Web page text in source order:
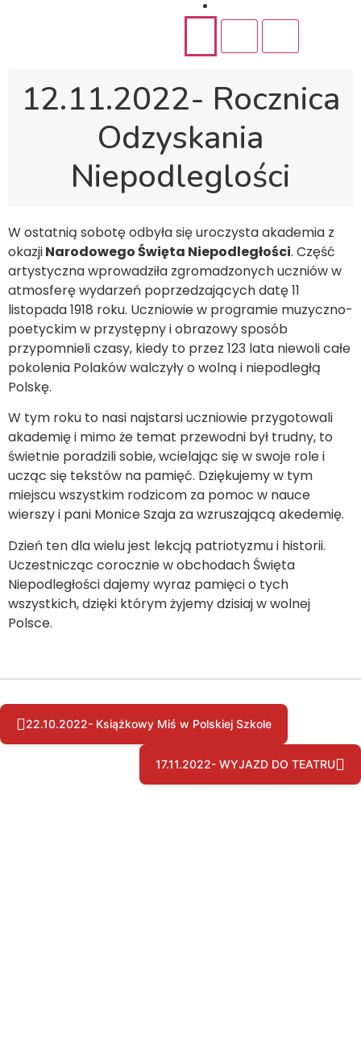
12.11.2022- Rocznica
Odzyskania
Niepodleglości
W ostatnią sobotę odbyła się uroczysta akademia z
okazjiNarodowego Święta Niepodległości. Część
artystyczna wprowadziła zgromadzonych uczniów w
atmosferę wydarzeń poprzedzających datę 11
listopada 1918 roku. Uczniowie w programie muzyczno-
poetyckim w przystępny i obrazowy sposób
przypomnieli czasy, kiedy to przez 123 lata niewoli całe
pokolenia Polaków walczyły o wolną i niepodległą
Polskę.
W tym roku to nasi najstarsi uczniowie przygotowali
akademię i mimo że temat przewodni był trudny, to
świetnie poradzili sobie, wcielając się w swoje role i
ucząc się tekstów na pamięć. Dziękujemy w tym
miejscu wszystkim rodzicom za pomoc w nauce
wierszy i pani Monice Szaja za wzruszającą akedemię.
Dzień ten dla wielu jest lekcją patriotyzmu i historii.
Uczestnicząc corocznie w obchodach Święta
Niepodległości dajemy wyraz pamięci o tych
wszystkich, dzięki którym żyjemy dzisiaj w wolnej
Polsce.
22.10.2022- Książkowy Miś w Polskiej Szkole
17.11.2022- WYJAZD DO TEATRU